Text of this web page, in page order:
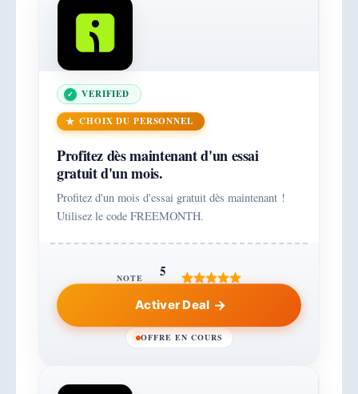
VERIFIED
CHOIX DU PERSONNEL
Profitez dès maintenant d'un essai
gratuit d'un mois.
Profitez d'un mois d'essai gratuit dès maintenant !
Utilisez le code FREEMONTH.
NOTE 5
Activer Deal
OFFRE EN COURS